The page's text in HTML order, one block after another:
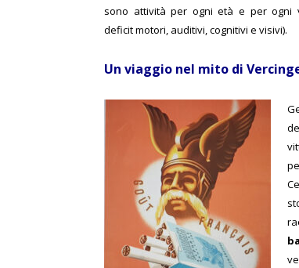
sono attività per ogni età e per ogni
deficit motori, auditivi, cognitivi e visivi).
Un viaggio nel mito di